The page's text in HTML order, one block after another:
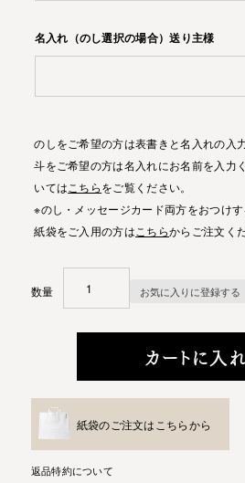
名入れ（のし選択の場合）送り主様
のしをご希望の方は表書きと名入れの入
斗をご希望の方は名入れにお名前を入力
いては こちらをご覧ください。
※のし・メッセージカード両方をおつけす
紙袋をご入用の方は こちらからご注文く
お気に入りに登録する
カートに入
紙袋のご注文はこちらから
返品特約について